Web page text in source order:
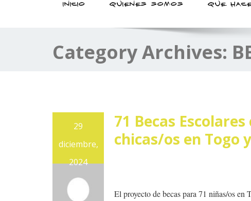
INICIO QUIENES SOMOS QUE
Category Archives:
29
diciembre,
2024
71 Becas
chicas/os en Togo
El proyecto de becas para 71 niñas/os